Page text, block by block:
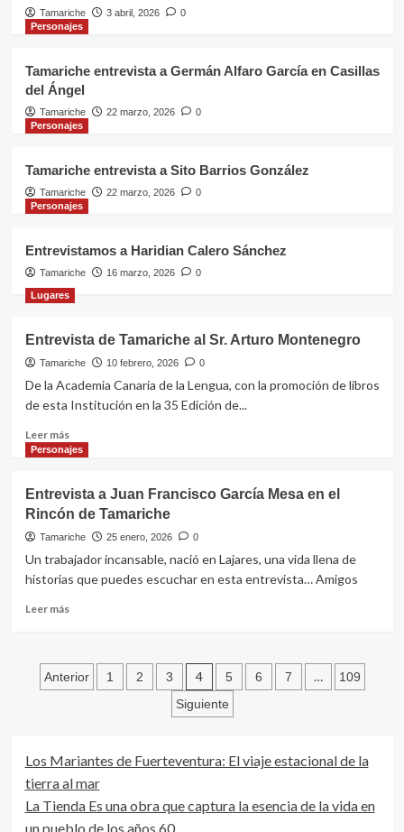
Tamariche entrevista a Domingo
2
Entrevista de Marta Gil de
Personajes
Tamariche entrevista a Germán
Personajes
Tamariche entrevista a Sito Barrios
González
Tamariche 3 abril, 2026
0
Personajes
Tamariche entrevista a Germán Alfaro García en Casillas
del Ángel
Tamariche 22 marzo, 2026
0
Personajes
Tamariche entrevista a Sito Barrios González
Tamariche 22 marzo, 2026
0
Personajes
Entrevistamos a Haridian Calero Sánchez
Tamariche 16 marzo, 2026 0
Lugares
Entrevista de Tamariche al Sr. Arturo Montenegro
Tamariche 10 febrero, 2026 0
De la Academia Canaria de la Lengua, con la promoción de libros
de esta Institución en la 35 Edición de...
Leer másLeer
más
de
Tamariche
al
Sr.
Arturo
Montenegro
Personajes
Entrevista a Juan Francisco García Mesa en el
Rincón de Tamariche
Tamariche 25 enero, 2026 0
Un trabajador incansable, nació en Lajares, una vida llena de
historias que puedes escuchar en esta entrevista… Amigos
Leer másLeer
a
Juan
en
el
Rincón
de
Tamariche
Paginación
Anterior 1 2 3 4 5 6 7 …
109
Siguiente
Los Mariantes de Fuerteventura: El viaje estacional de la
tierra al mar
La Tienda Es una obra que captura la esencia de la vida en
un pueblo de los años 60